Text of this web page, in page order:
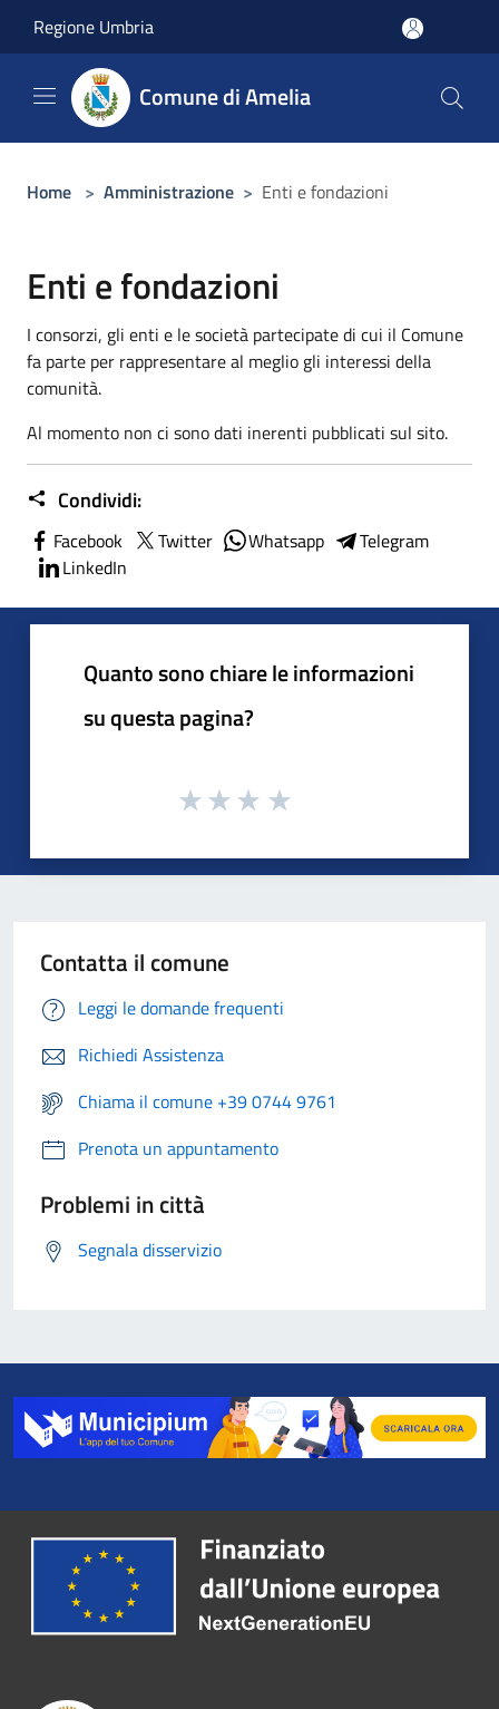
Regione Umbria
Comune di Amelia
Home > Amministrazione > Enti e fondazioni
Enti e fondazioni
I consorzi, gli enti e le società partecipate di cui il Comune
fa parte per rappresentare al meglio gli interessi della
comunità.
Al momento non ci sono dati inerenti pubblicati sul sito.
Condividi:
Facebook Twitter Whatsapp
Telegram
LinkedIn
Quanto sono chiare le informazioni
su questa pagina?
Contatta il comune
Leggi le domande frequenti
Richiedi Assistenza
Chiama il comune +39 0744 9761
Prenota un appuntamento
Problemi in città
Segnala disservizio